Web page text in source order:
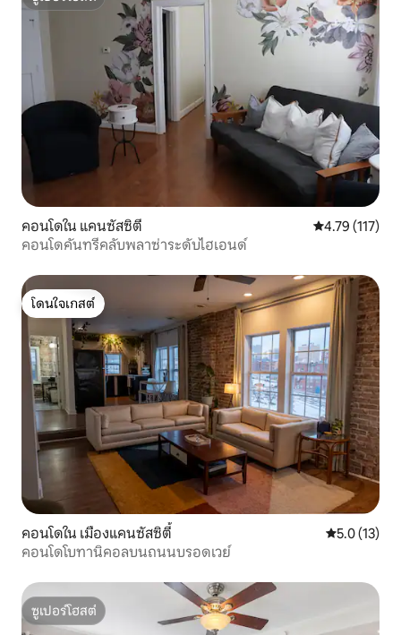
ซูเปอร์โฮสต์
คอนโดใน แคนซัสซิตี คะแนนเฉลี่ย
4.79 (117)
คอนโดคันทรีคลับพลาซ่าระดับไฮเอนด์
โดนใจเกสต์
โดนใจเกสต์
คอนโดใน เมืองแคนซัสซิตี้ คะแนนเฉลี่ย
5.0 (13)
คอนโดโบทานิคอลบนถนนบรอดเวย์
ซูเปอร์โฮสต์
ซูเปอร์โฮสต์